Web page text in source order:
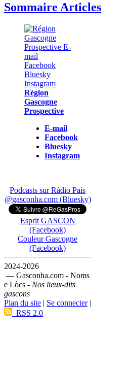
Sommaire Articles
Région
Gascogne
Prospective
E-mail
Facebook
Bluesky
Instagram
Podcasts sur Ràdio País
@gasconha.com (Bluesky)
Esprit GASCON
(Facebook)
Couleur Gascogne
(Facebook)
2024-2026
— Gasconha.com - Noms
e Lòcs - Nos lieux-dits
gascons
Plan du site | Se connecter|
RSS 2.0